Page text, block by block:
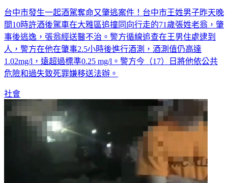
台中市發生一起酒駕奪命又肇逃案件！台中市王姓男子昨天晚
間10時許酒後駕車在大雅區追撞同向行走的71歲張姓老翁，肇
事後逃逸，張翁經送醫不治。警方循線追查在王男住處逮到
人，警方在他在肇事2.5小時後進行酒測，酒測值仍高達
1.02mg/l，遠超過標準0.25 mg/l。警方今（17）日將他依公共
危險和過失致死罪嫌移送法辦。
社會